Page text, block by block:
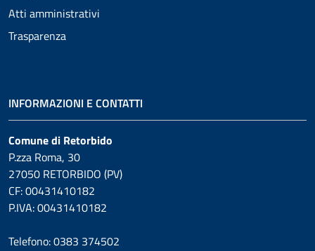
Atti amministrativi
Trasparenza
INFORMAZIONI E CONTATTI
Comune di Retorbido
P.zza Roma, 30
27050 RETORBIDO (PV)
CF: 00431410182
P.IVA: 00431410182
Telefono: 0383 374502